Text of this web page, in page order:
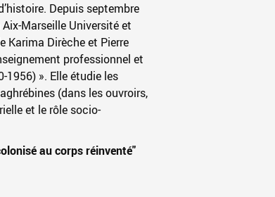
Depuis septembre
Marseille Université et
Karima Dirèche et Pierre
professionnel et
». Elle étudie les
(dans les ouvroirs,
et le rôle socio-
au corps réinventé"